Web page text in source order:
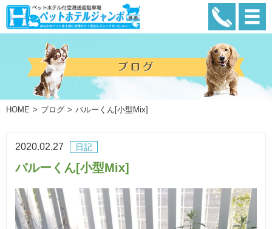
HOME ブログ バルーくん[小型Mix]
日記
2020.02.27
バルーくん[小型Mix]